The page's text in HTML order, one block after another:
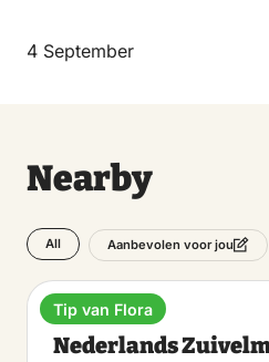
4 September
Nearby
All Aanbevolen voor jou
Museum
Nederlands
Tip van Flora